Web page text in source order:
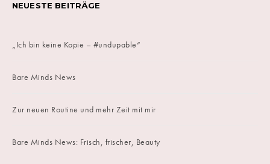
NEUESTE BEITRÄGE
„Ich bin keine Kopie – #undupable“
Bare Minds News
Zur neuen Routine und mehr Zeit mit mir
Bare Minds News: Frisch, frischer, Beauty